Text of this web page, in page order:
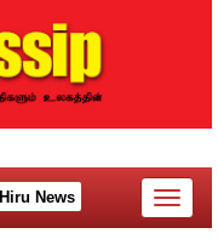
Hiru News
Toggle